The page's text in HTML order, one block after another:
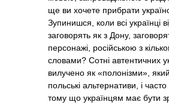
ще ви хочете прибрати
Зупинишся, коли всі українці
заговорять як з Дону,
персонажі, російською з
словами? Сотні автентичних
вилучено як «полонізми»,
польські альтернативи, і часто
тому що українцям має бути